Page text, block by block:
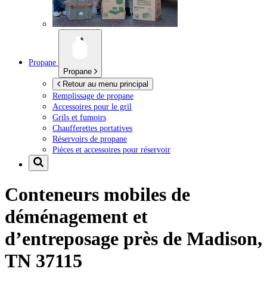
Propane
Propane
Retour au menu principal
Remplissage de propane
Accessoires pour le gril
Grils et fumoirs
Chaufferettes portatives
Réservoirs de propane
Pièces et accessoires pour réservoir
Conteneurs mobiles de
déménagement et
d’entreposage près de Madison,
TN 37115